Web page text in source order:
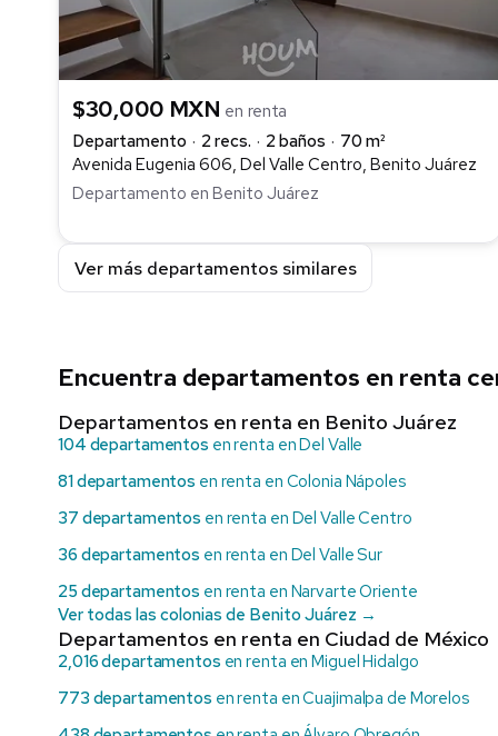
$30,000 MXN en renta
Departamento
2 recs. 2 baños
70 m²
Avenida Eugenia 606, Del Valle Centro, Benito Juárez
Departamento en Benito Juárez
Ver más departamentos similares
Encuentra departamentos en renta
Departamentos en renta en Benito Juárez
104 departamentos en renta en Del Valle
81 departamentos en renta en Colonia Nápoles
37 departamentos en renta en Del Valle Centro
36 departamentos en renta en Del Valle Sur
25 departamentos en renta en Narvarte Oriente
Ver todas las colonias de Benito Juárez →
Departamentos en renta en Ciudad de México
2,016 departamentos en renta en Miguel Hidalgo
773 departamentos en renta en Cuajimalpa de Morelos